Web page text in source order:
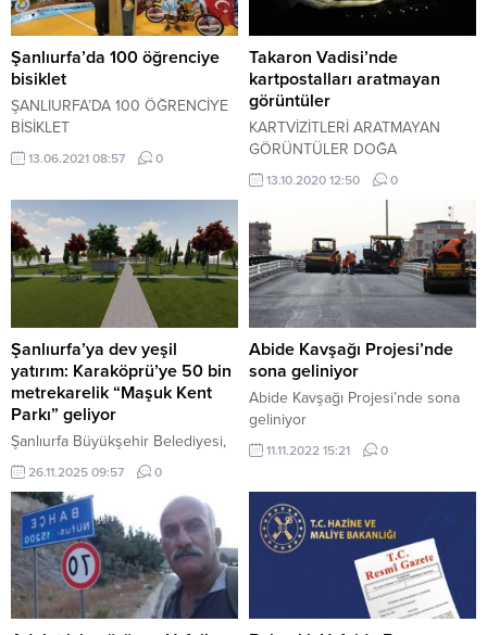
Şanlıurfa’da 100 öğrenciye
bisiklet
ŞANLIURFA’DA 100 ÖĞRENCİYE
BİSİKLET
13.06.2021 08:57 0
Takaron Vadisi’nde
kartpostalları aratmayan
görüntüler
KARTVİZİTLERİ ARATMAYAN
GÖRÜNTÜLER DOĞA
TUTKUNLARINI İLGİSİNİ ÇEKİYOR
13.10.2020 12:50 0
Şanlıurfa’ya dev yeşil
yatırım: Karaköprü’ye 50 bin
metrekarelik “Maşuk Kent
Parkı” geliyor
Şanlıurfa Büyükşehir Belediyesi,
Karaköprü ilçesine nefes
aldıracak dev bir projeyi hayata
geçiriyor. Seyrantepe
Mahallesi’nde 50 bin metrekarelik
alana kurulacak olan “Maşuk Kent
Parkı” için geri sayım başladı.
Şanlıurfa – Şanlıurfa Büyükşehir
Belediye Başkanı Mehmet Kasım
26.11.2025 09:57 0
Abide Kavşağı Projesi’nde
sona geliniyor
Abide Kavşağı Projesi’nde sona
geliniyor
11.11.2022 15:21 0